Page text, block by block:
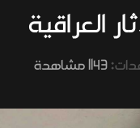
العراقية
1143 مشاهدة